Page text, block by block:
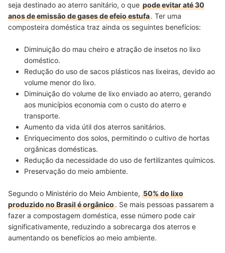
seja destinado ao aterro sanitário, o que pode evitar até 30
anos de emissão de gases de efeio estufa. Ter uma
composteira doméstica traz ainda os seguintes benefícios:
Diminuição do mau cheiro e atração de insetos no lixo
doméstico.
Redução do uso de sacos plásticos nas lixeiras, devido ao
volume menor do lixo.
Diminuição do volume de lixo enviado ao aterro, gerando
aos municípios economia com o custo do aterro e
transporte.
Aumento da vida útil dos aterros sanitários.
Enriquecimento dos solos, permitindo o cultivo de hortas
orgânicas domésticas.
Redução da necessidade do uso de fertilizantes químicos.
Preservação do meio ambiente.
Segundo o Ministério do Meio Ambiente, 50% do lixo
produzido no Brasil é orgânico. Se mais pessoas passarem a
fazer a compostagem doméstica, esse número pode cair
significativamente, reduzindo a sobrecarga dos aterros e
aumentando os benefícios ao meio ambiente.